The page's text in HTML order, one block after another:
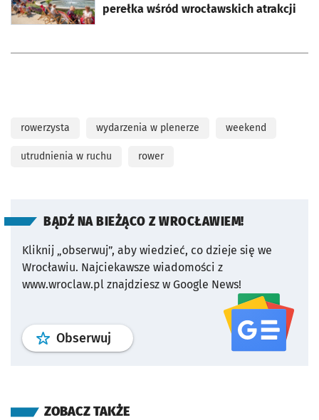
perełka wśród wrocławskich atrakcji
rowerzysta wydarzenia w plenerze weekend
utrudnienia w ruchu rower
BĄDŹ NA BIEŻĄCO Z WROCŁAWIEM!
Kliknij „obserwuj”, aby wiedzieć, co dzieje się we
Wrocławiu. Najciekawsze wiadomości z
www.wroclaw.pl znajdziesz w Google News!
Obserwuj profil serwisu
ZOBACZ TAKŻE